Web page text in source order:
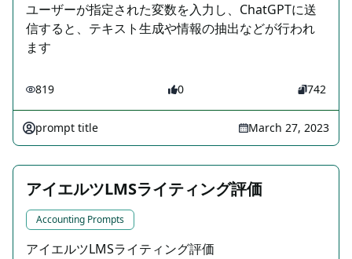
ユーザーが指定された変数を入力し、ChatGPTに送
信すると、テキスト生成や情報の抽出などが行われ
ます
819 0 742
prompt title March 27, 2023
アイエルツLMSライティング評価
Accounting Prompts
アイエルツLMSライティング評価